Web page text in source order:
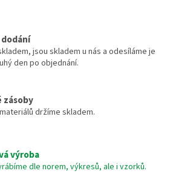
jsou skladem u nás a odesíláme je
den po objednání.
zásoby
držíme skladem.
výroba
dle norem, výkresů, ale i vzorků.